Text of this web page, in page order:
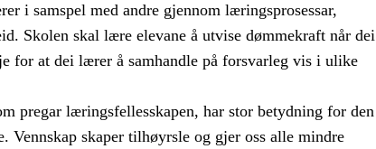
i samspel med andre gjennom læringsprosessar,
Skolen skal lære elevane å utvise dømmekraft når dei
for at dei lærer å samhandle på forsvarleg vis i ulike
pregar læringsfellesskapen, har stor betydning for den
Vennskap skaper tilhøyrsle og gjer oss alle mindre